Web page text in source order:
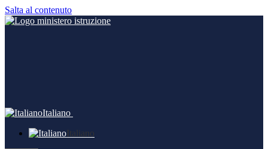
Salta al contenuto
Italiano
Italiano